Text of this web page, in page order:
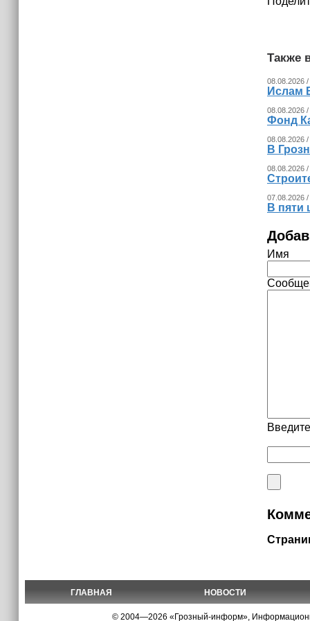
Также
08.08.2026
Ислам
08.08.2026
Фонд
08.08.2026
В
08.08.2026
07.08.2026
В пяти
Имя
ГЛАВНАЯ НОВОСТИ
© 2004—2026 «Грозный-информ»,